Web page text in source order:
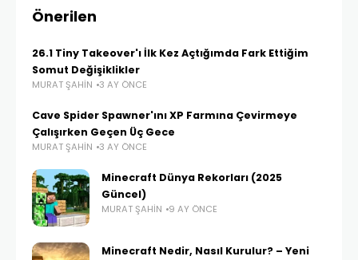
Önerilen
26.1 Tiny Takeover'ı İlk Kez Açtığımda Fark Ettiğim
Somut Değişiklikler
MURAT ŞAHIN 3 AY ÖNCE
Cave Spider Spawner'ını XP Farmına Çevirmeye
Çalışırken Geçen Üç Gece
MURAT ŞAHIN 3 AY ÖNCE
Minecraft Dünya Rekorları (2025
Güncel)
MURAT ŞAHIN 9 AY ÖNCE
Minecraft Nedir, Nasıl Kurulur? – Yeni